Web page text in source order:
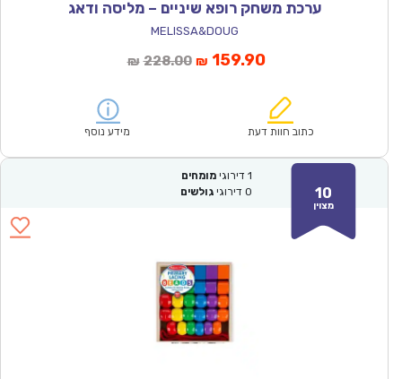
ערכת משחק רופא שיניים – מליסה ודאג
MELISSA&DOUG
₪ 228.00המחיר
₪228.00.
₪ 159.90המחיר
הוא:
כתוב חוות דעת מידע נוסף
10
מצוין
1 דירוגי מומחים
0 דירוגי גולשים